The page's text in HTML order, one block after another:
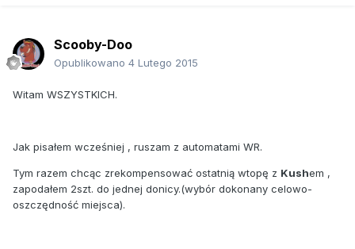
Scooby-Doo
Opublikowano 4 Lutego 2015
Witam WSZYSTKICH.
Jak pisałem wcześniej , ruszam z automatami WR.
Tym razem chcąc zrekompensować ostatnią wtopę z Kushem ,
zapodałem 2szt. do jednej donicy.(wybór dokonany celowo-
oszczędność miejsca).